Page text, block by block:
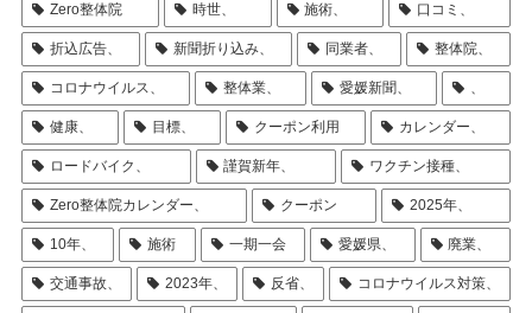
Zero整体院 時世、 施術、 口コミ、
折込広告、 新聞折り込み、 同業者、 整体院、
コロナウイルス、 整体業、 愛媛新聞、 、
健康、 目標、 クーポン利用 カレンダー、
ロードバイク、 謹賀新年、 ワクチン接種、
Zero整体院カレンダー、 クーポン 2025年、
10年、 施術 一期一会 愛媛県、 廃業、
交通事故、 2023年、 反省、 コロナウイルス対策、